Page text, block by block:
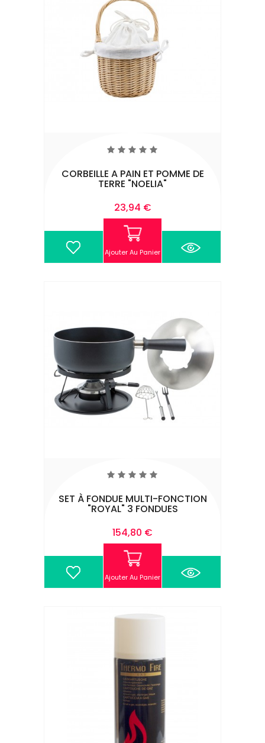
CORBEILLE A PAIN ET POMME DE
TERRE "NOELIA"
Prix
23,94 €
Ajouter Au Panier
SET À FONDUE MULTI-FONCTION
"ROYAL" 3 FONDUES
Prix
154,80 €
Ajouter Au Panier